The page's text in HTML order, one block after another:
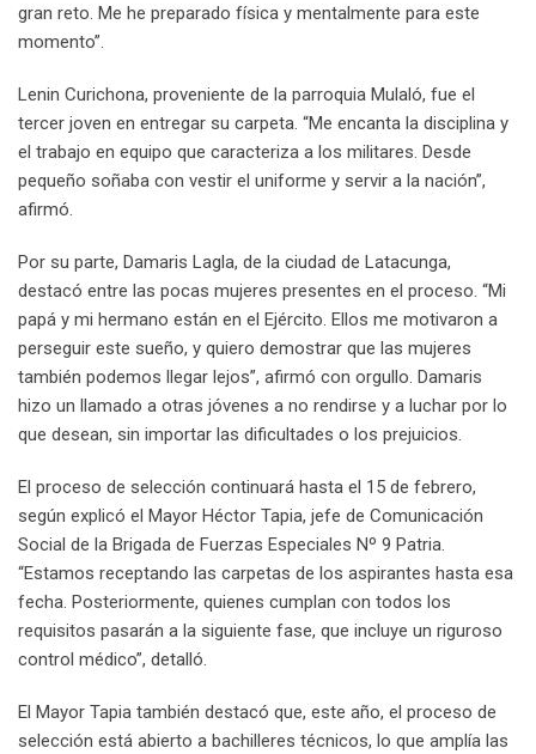
gran reto. Me he preparado física y mentalmente para este
momento”.
Lenin Curichona, proveniente de la parroquia Mulaló, fue el
tercer joven en entregar su carpeta. “Me encanta la disciplina y
el trabajo en equipo que caracteriza a los militares. Desde
pequeño soñaba con vestir el uniforme y servir a la nación”,
afirmó.
Por su parte, Damaris Lagla, de la ciudad de Latacunga,
destacó entre las pocas mujeres presentes en el proceso. “Mi
papá y mi hermano están en el Ejército. Ellos me motivaron a
perseguir este sueño, y quiero demostrar que las mujeres
también podemos llegar lejos”, afirmó con orgullo. Damaris
hizo un llamado a otras jóvenes a no rendirse y a luchar por lo
que desean, sin importar las dificultades o los prejuicios.
El proceso de selección continuará hasta el 15 de febrero,
según explicó el Mayor Héctor Tapia, jefe de Comunicación
Social de la Brigada de Fuerzas Especiales Nº 9 Patria.
“Estamos receptando las carpetas de los aspirantes hasta esa
fecha. Posteriormente, quienes cumplan con todos los
requisitos pasarán a la siguiente fase, que incluye un riguroso
control médico”, detalló.
El Mayor Tapia también destacó que, este año, el proceso de
selección está abierto a bachilleres técnicos, lo que amplía las